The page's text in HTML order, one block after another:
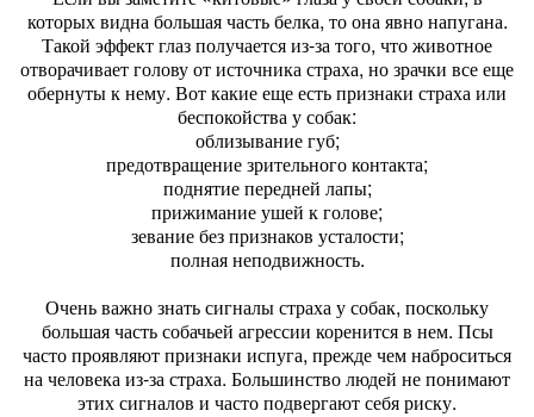
которых видна большая часть белка, то она явно напугана.
Такой эффект глаз получается из-за того, что животное
отворачивает голову от источника страха, но зрачки все еще
обернуты к нему. Вот какие еще есть признаки страха или
беспокойства у собак:
облизывание губ;
предотвращение зрительного контакта;
поднятие передней лапы;
прижимание ушей к голове;
зевание без признаков усталости;
полная неподвижность.
Очень важно знать сигналы страха у собак, поскольку
большая часть собачьей агрессии коренится в нем. Псы
часто проявляют признаки испуга, прежде чем наброситься
на человека из-за страха. Большинство людей не понимают
этих сигналов и часто подвергают себя риску.